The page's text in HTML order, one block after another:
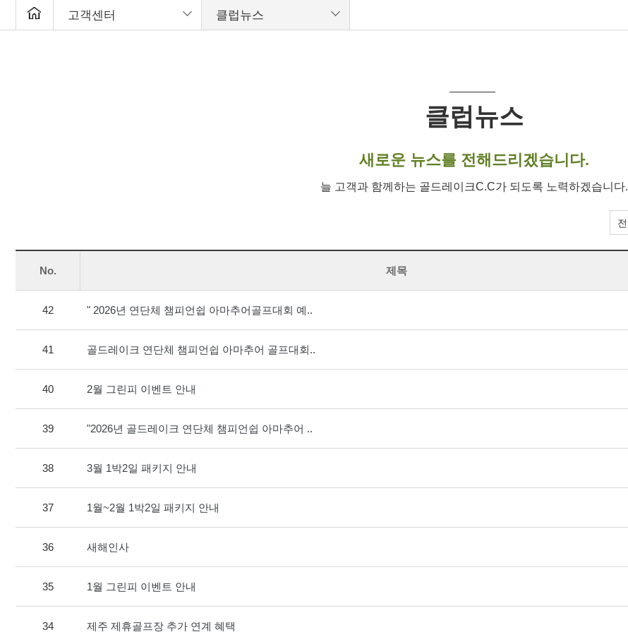
고객센터 클럽뉴스
클럽뉴스
새로운 뉴스를 전해드리겠습니다.
늘 고객과 함께하는 골드레이크C.C가 되도록 노력하겠습니다.
No. 제목
42 " 2026년 연단체 챔피언쉽 아마추어골프대회 예..
41 골드레이크 연단체 챔피언쉽 아마추어 골프대회..
40 2월 그린피 이벤트 안내
39 "2026년 골드레이크 연단체 챔피언쉽 아마추어 ..
38 3월 1박2일 패키지 안내
37 1월~2월 1박2일 패키지 안내
36 새해인사
35 1월 그린피 이벤트 안내
34 제주 제휴골프장 추가 연계 혜택